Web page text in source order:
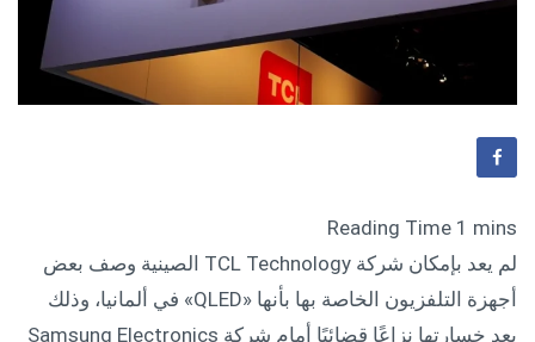
لم يعد بإمكان شركة TCL Technology الصينية وصف بعض
أجهزة التلفزيون الخاصة بها بأنها «QLED» في ألمانيا، وذلك
بعد خسارتها نزاعًا قضائيًا أمام شركة Samsung Electronics